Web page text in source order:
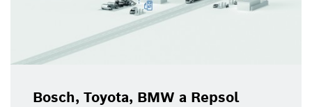
Bosch, Toyota, BMW a Repsol